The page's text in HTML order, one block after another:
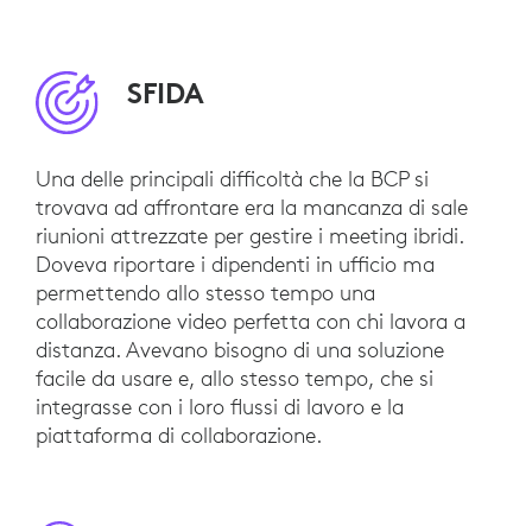
SFIDA
Una delle principali difficoltà che la BCP si
trovava ad affrontare era la mancanza di sale
riunioni attrezzate per gestire i meeting ibridi.
Doveva riportare i dipendenti in ufficio ma
permettendo allo stesso tempo una
collaborazione video perfetta con chi lavora a
distanza. Avevano bisogno di una soluzione
facile da usare e, allo stesso tempo, che si
integrasse con i loro flussi di lavoro e la
piattaforma di collaborazione.